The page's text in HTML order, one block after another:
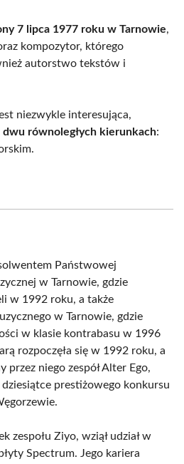
7 lipca 1977 roku w Tarnowie,
kompozytor, którego
autorstwo tekstów i
niezwykle interesująca,
dwu równoległych kierunkach:
Państwowej
w Tarnowie, gdzie
w 1992 roku, a także
w Tarnowie, gdzie
w klasie kontrabasu w 1996
rozpoczęła się w 1992 roku, a
przez niego zespół Alter Ego,
dziesiątce prestiżowego konkursu
zespołu Ziyo, wziął udział w
Spectrum. Jego kariera